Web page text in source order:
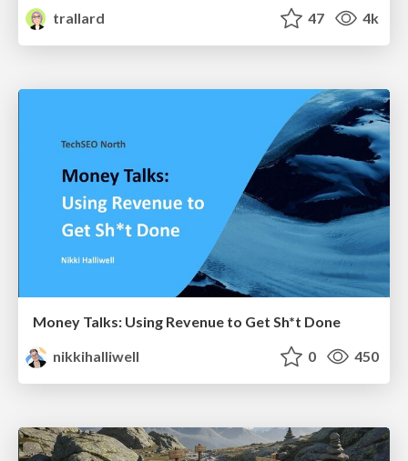
trallard 47 4k
Money Talks: Using Revenue to Get Sh*t Done
nikkihalliwell
0 450